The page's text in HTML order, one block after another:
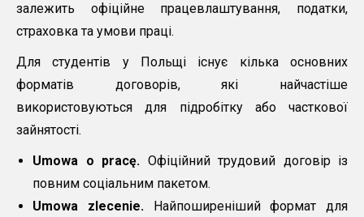
залежить офіційне працевлаштування, податки,
страховка та умови праці.
Для студентів у Польщі існує кілька основних
форматів договорів, які найчастіше
використовуються для підробітку або часткової
зайнятості.
Umowa o pracę. Офіційний трудовий договір із
повним соціальним пакетом.
Umowa zlecenie. Найпоширеніший формат для